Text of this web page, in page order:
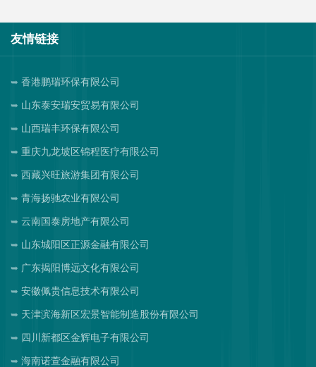
友情链接
香港鹏瑞环保有限公司
山东泰安瑞安贸易有限公司
山西瑞丰环保有限公司
重庆九龙坡区锦程医疗有限公司
西藏兴旺旅游集团有限公司
青海扬驰农业有限公司
云南国泰房地产有限公司
山东城阳区正源金融有限公司
广东揭阳博远文化有限公司
安徽佩贵信息技术有限公司
天津滨海新区宏景智能制造股份有限公司
四川新都区金辉电子有限公司
海南诺萱金融有限公司